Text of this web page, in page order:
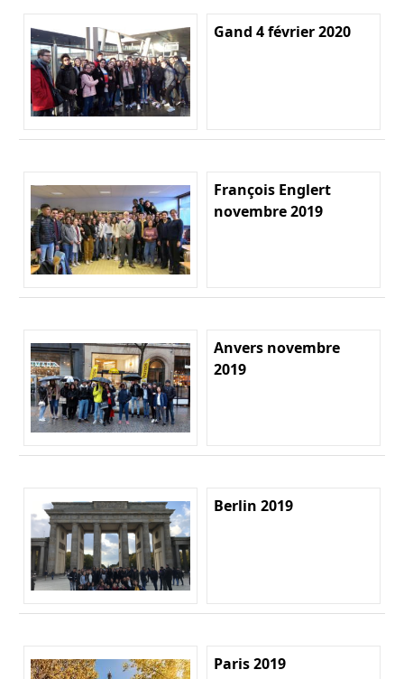
Gand 4 février 2020
François Englert
novembre 2019
Anvers novembre
2019
Berlin 2019
Paris 2019